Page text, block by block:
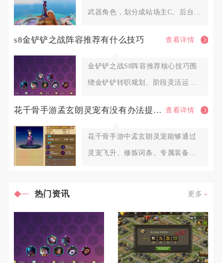
武器角色，划分成站场主C、后台副
s8金铲铲之战阵容推荐有什么技巧 查看详情
金铲铲之战S8阵容推荐核心技巧围
绕金铲铲转职规划、阶段灵活运
花千骨手游孟玄朗灵宠有没有办法提高其出战的生存能力 查看详情
花千骨手游中孟玄朗灵宠能够通过
灵宠飞升、修炼词条、专属装备洗
热门资讯 更多